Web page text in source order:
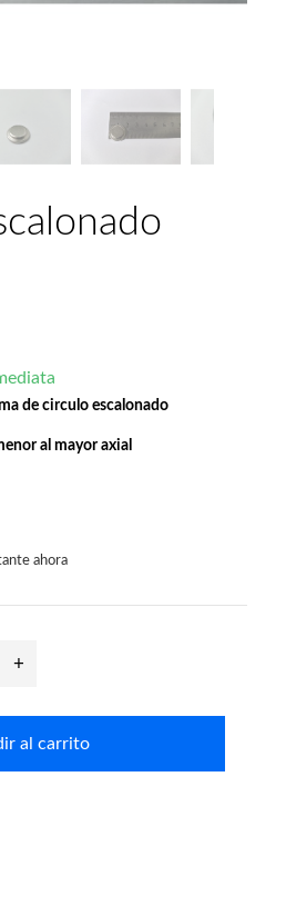
de circulo escalonado
al mayor axial
ahora
+
al carrito